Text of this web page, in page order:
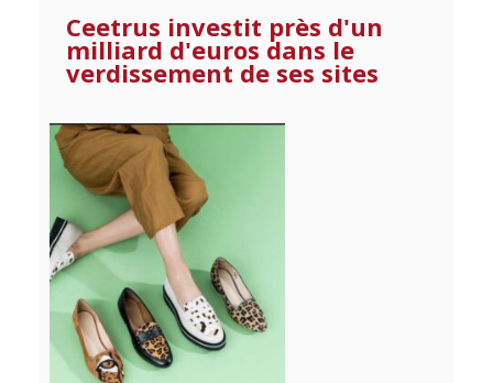
Ceetrus investit près d'un
milliard d'euros dans le
verdissement de ses sites